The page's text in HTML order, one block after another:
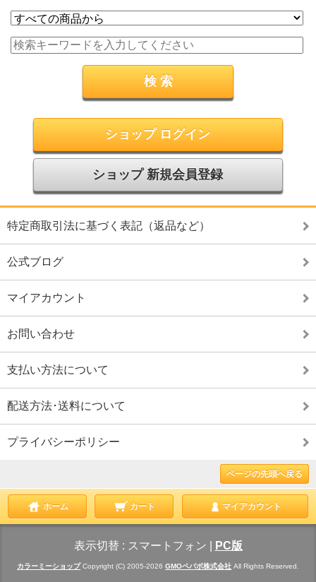
ショップ ログイン
ショップ 新規会員登録
特定商取引法に基づく表記（返品など）
公式ブログ
マイアカウント
お問い合わせ
支払い方法について
配送方法･送料について
プライバシーポリシー
ページの先頭へ戻る
ホーム カート マイアカウント
表示切替 : スマートフォン PC版
カラーミーショップCopyright (C) 2005-2026 GMOペパボ株式会社 All Rights Reserved.